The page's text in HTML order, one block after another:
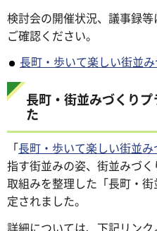
検討会の開催状況、議事録
ご確認ください。
長町・歩いて楽しい街並
長町・街並みづくり
た
「長町・歩いて楽しい街並
指す街並みの姿、街並みづ
取組みを整理した「長町・
定されました。
詳細については、下記リンク